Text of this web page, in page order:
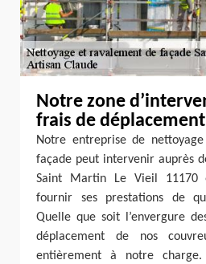
Notre zone
frais de déplacement
Notre entreprise de
façade peut intervenir auprès
Saint Martin Le Vieil 11170
fournir ses prestations de
Quelle que soit l’envergure
déplacement de nos
entièrement à notre